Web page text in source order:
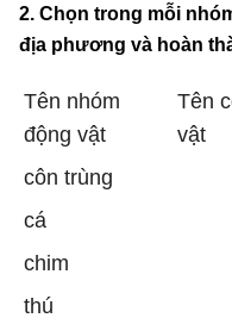
2. Chọn trong mỗi
địa phương và hoàn
Tên nhóm
động vật
Tên
vật
côn trùng
cá
chim
thú